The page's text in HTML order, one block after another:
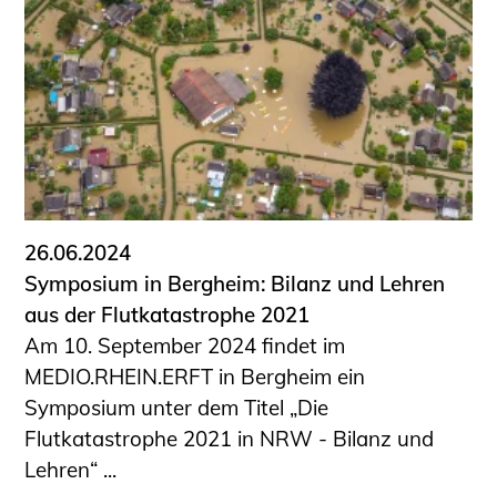
26.06.2024
Symposium in Bergheim: Bilanz und Lehren
aus der Flutkatastrophe 2021
Am 10. September 2024 findet im
MEDIO.RHEIN.ERFT in Bergheim ein
Symposium unter dem Titel „Die
Flutkatastrophe 2021 in NRW - Bilanz und
Lehren“ ...